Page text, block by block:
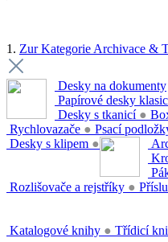
1. Zur Kategorie Archivace &
Desky na dokumenty
Papírové desky
Desky s tkanicí ●
Rychlovazače ● Psací
Desky s klipem ●
Rozlišovače a rejstříky ●
Katalogové knihy ● Třídicí